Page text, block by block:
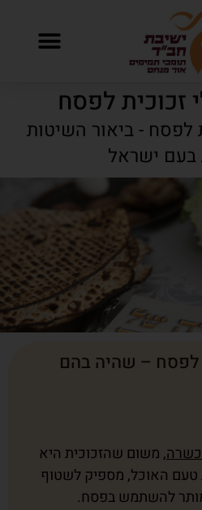
זכוכית לפסח
לפסח - ביאור השיטות
בעם ישראל
לפסח – שהיה בהם
, משום שהזכוכית היא
האוכל, מספיק לשטוף
להשתמש בפסח.